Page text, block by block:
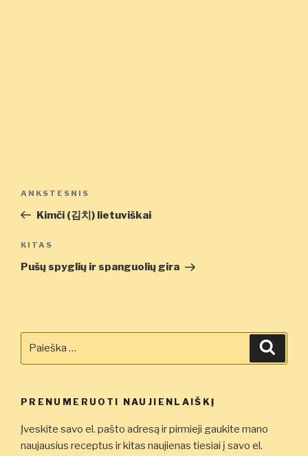
įrašų
Ankstesnis
įrašas
ANKSTESNIS
Kimči (김치) lietuviškai
Kitas
įrašas
KITAS
Pušų spyglių ir spanguolių gira
PRENUMERUOTI NAUJIENLAIŠKĮ
Įveskite savo el. pašto adresą ir pirmieji gaukite mano
naujausius receptus ir kitas naujienas tiesiai į savo el.